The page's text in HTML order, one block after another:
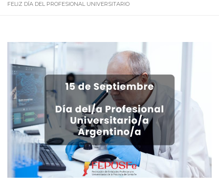
FELIZ DÍA DEL PROFESIONAL UNIVERSITARIO